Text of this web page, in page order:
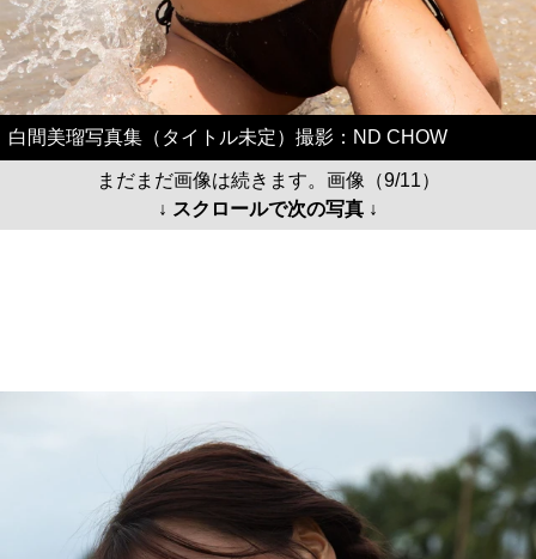
白間美瑠写真集（タイトル未定）撮影：ND CHOW
まだまだ画像は続きます。画像（9/11）
↓ スクロールで次の写真 ↓